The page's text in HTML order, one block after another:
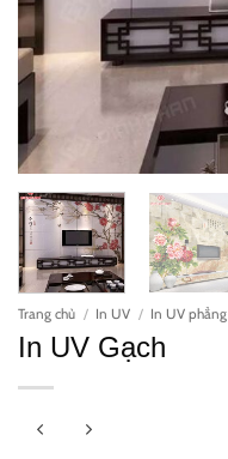
Trang chủ / In UV / In UV phẳng
In UV Gạch